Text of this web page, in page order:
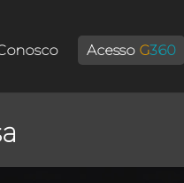
Acesso G360